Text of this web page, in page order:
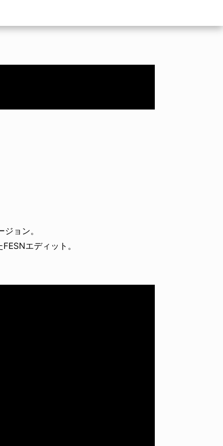
ョン。
エディット。